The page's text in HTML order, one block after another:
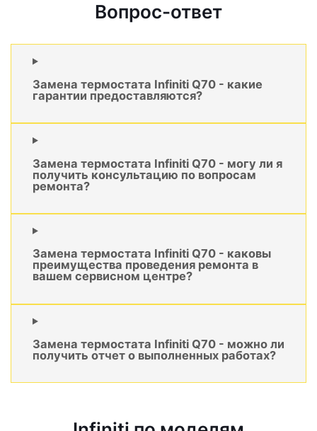
Вопрос-ответ
Замена термостата Infiniti Q70 - какие
гарантии предоставляются?
Замена термостата Infiniti Q70 - могу ли я
получить консультацию по вопросам
ремонта?
Замена термостата Infiniti Q70 - каковы
преимущества проведения ремонта в
вашем сервисном центре?
Замена термостата Infiniti Q70 - можно ли
получить отчет о выполненных работах?